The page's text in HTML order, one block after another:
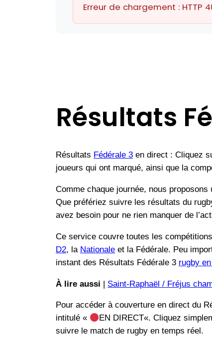
Erreur de chargement : HTTP
Résultats
Résultats Fédérale 3 en direct : Cliquez
joueurs qui ont marqué, ainsi que la
Comme chaque journée, nous
Que préfériez suivre les résultats du
avez besoin pour ne rien manquer de
Ce service couvre toutes les
D2, la Nationale et la Fédérale. Peu
instant des Résultats Fédérale 3 rugby
À lire aussi | Saint-Raphaël / Fréjus
Pour accéder à couverture en direct du
intitulé «
EN DIRECT«. Cliquez
suivre le match de rugby en temps réel.